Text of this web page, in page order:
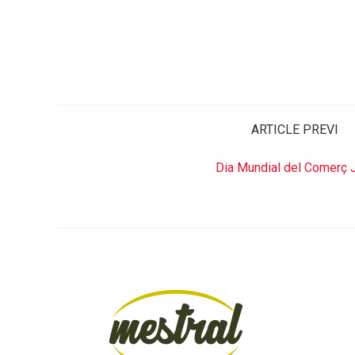
ARTICLE PREVI
Dia Mundial del Comerç